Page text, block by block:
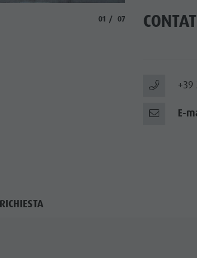
© Nityananda
aria.slide_indicator.prefix
01 aria.slide_indicator.of
07
+39
E-
RICHIESTA